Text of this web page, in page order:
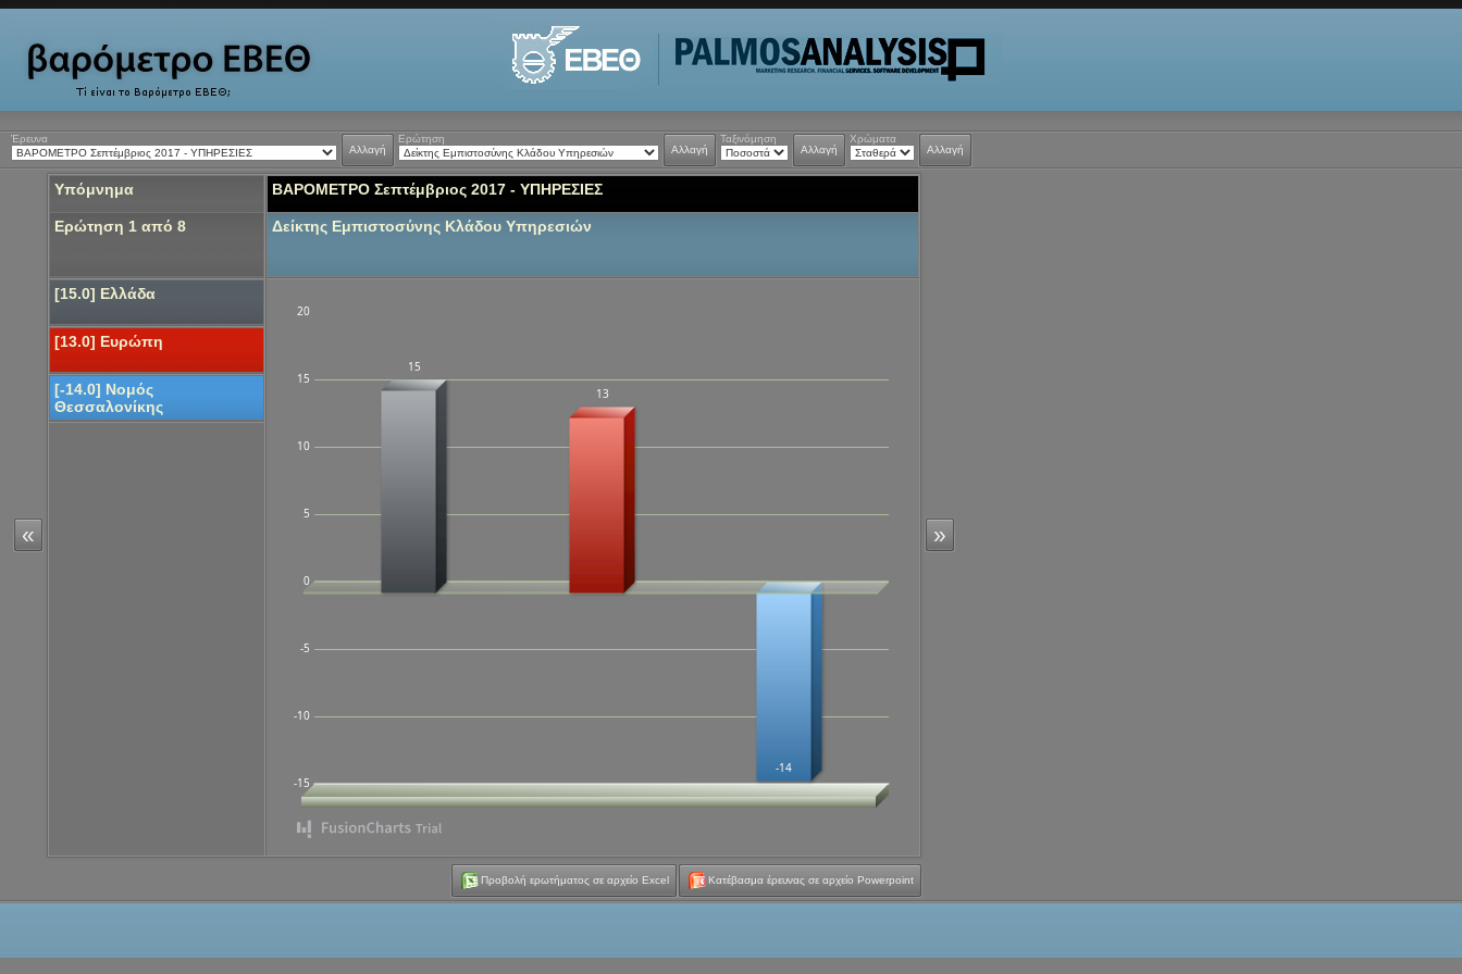
Έρευνα
Αλλαγή
Ερώτηση
Αλλαγή
Ταξινόμηση
Αλλαγή
Χρώματα
Αλλαγή
«
Υπόμνημα
Ερώτηση 1 από 8
[15.0] Ελλάδα
[13.0] Ευρώπη
[-14.0] Νομός
Θεσσαλονίκης
ΒΑΡΟΜΕΤΡΟ Σεπτέμβριος 2017 - ΥΠΗΡΕΣΙΕΣ
Δείκτης Εμπιστοσύνης Κλάδου Υπηρεσιών
-15
-10
-5
0
5
10
15
20
15
13
-14
Κατέβασμα έρευνας σε αρχείο Powerpoint
Προβολή ερωτήματος σε αρχείο Excel
»